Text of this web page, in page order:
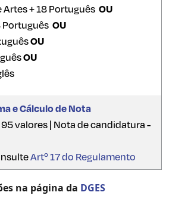
Artes + 18 Português OU
Português OU
OU
OU
e Cálculo de Nota
valores | Nota de candidatura -
Artº 17 do Regulamento
na página da DGES